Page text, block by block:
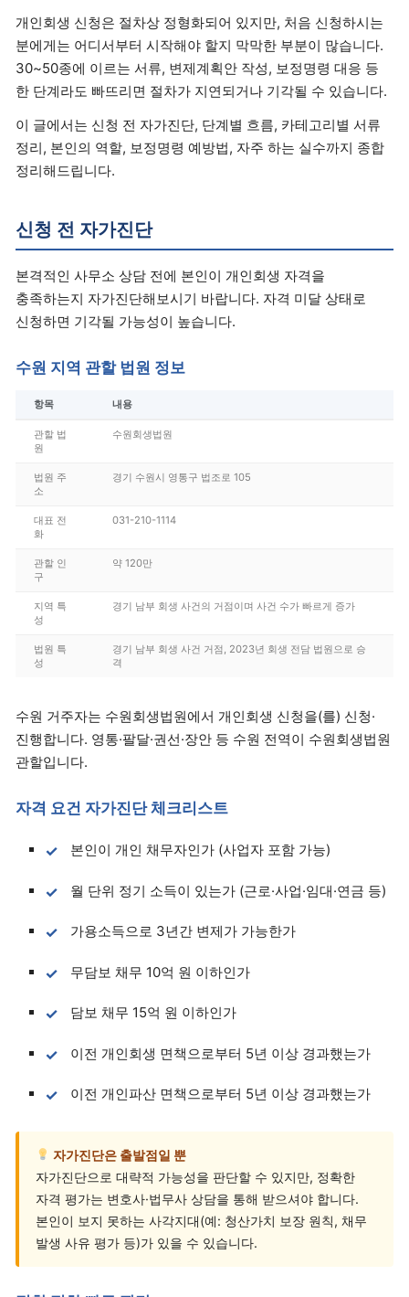
개인회생 신청은 절차상 정형화되어 있지만, 처음 신청하시는
분에게는 어디서부터 시작해야 할지 막막한 부분이 많습니다.
30~50종에 이르는 서류, 변제계획안 작성, 보정명령 대응 등
한 단계라도 빠뜨리면 절차가 지연되거나 기각될 수 있습니다.
이 글에서는 신청 전 자가진단, 단계별 흐름, 카테고리별 서류
정리, 본인의 역할, 보정명령 예방법, 자주 하는 실수까지 종합
정리해드립니다.
신청 전 자가진단
본격적인 사무소 상담 전에 본인이 개인회생 자격을
충족하는지 자가진단해보시기 바랍니다. 자격 미달 상태로
신청하면 기각될 가능성이 높습니다.
수원 지역 관할 법원 정보
항목 내용
관할 법
원
수원회생법원
법원 주
소
경기 수원시 영통구 법조로 105
대표 전
화
031-210-1114
관할 인
구
약 120만
지역 특
성
경기 남부 회생 사건의 거점이며 사건 수가 빠르게 증가
법원 특
성
경기 남부 회생 사건 거점, 2023년 회생 전담 법원으로 승
격
수원 거주자는 수원회생법원에서 개인회생 신청을(를) 신청·
진행합니다. 영통·팔달·권선·장안 등 수원 전역이 수원회생법원
관할입니다.
자격 요건 자가진단 체크리스트
본인이 개인 채무자인가 (사업자 포함 가능)
월 단위 정기 소득이 있는가 (근로·사업·임대·연금 등)
가용소득으로 3년간 변제가 가능한가
무담보 채무 10억 원 이하인가
담보 채무 15억 원 이하인가
이전 개인회생 면책으로부터 5년 이상 경과했는가
이전 개인파산 면책으로부터 5년 이상 경과했는가
자가진단은 출발점일 뿐
자가진단으로 대략적 가능성을 판단할 수 있지만, 정확한
자격 평가는 변호사·법무사 상담을 통해 받으셔야 합니다.
본인이 보지 못하는 사각지대(예: 청산가치 보장 원칙, 채무
발생 사유 평가 등)가 있을 수 있습니다.